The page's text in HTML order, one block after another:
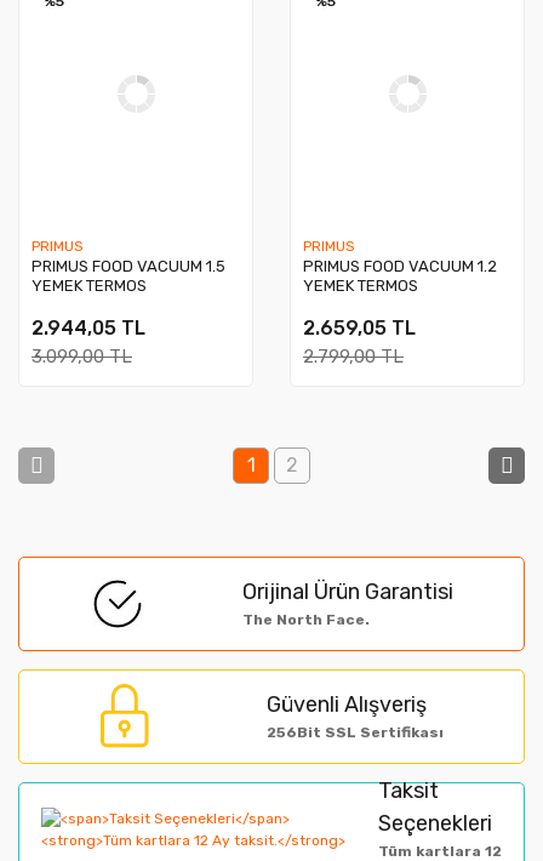
PRIMUS
PRIMUS FOOD VACUUM 1.5
YEMEK TERMOS
2.944,05 TL
3.099,00 TL
PRIMUS
PRIMUS FOOD VACUUM 1.2
YEMEK TERMOS
2.659,05 TL
2.799,00 TL
1 2
Orijinal Ürün Garantisi
The North Face.
Güvenli Alışveriş
256Bit SSL Sertifikası
Taksit
Seçenekleri
Tüm kartlara 12